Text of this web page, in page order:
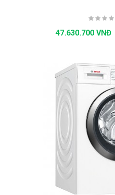
47.630.700 VNĐ